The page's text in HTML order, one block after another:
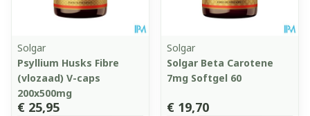
Solgar
Psyllium Husks Fibre
(vlozaad) V-caps
200x500mg
€ 25,95
Solgar
Solgar Beta Carotene
7mg Softgel 60
€ 19,70